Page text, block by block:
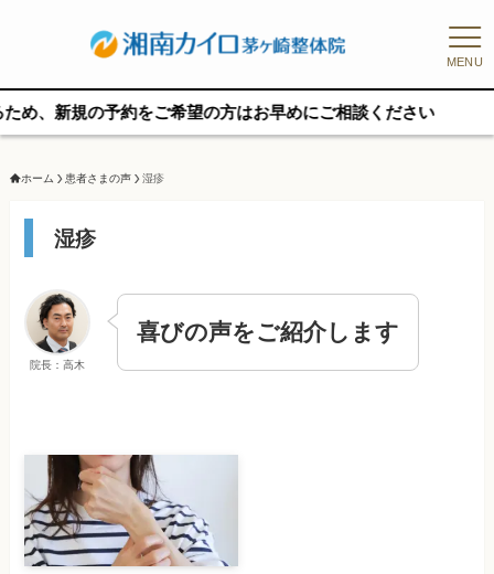
MENU
規の予約をご希望の方はお早めにご相談ください
ホーム 患者さまの声 湿疹
湿疹
院長：高木
喜びの声をご紹介します